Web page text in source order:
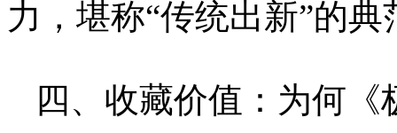
力，堪称“传统出新”的典
四、收藏价值：为何《